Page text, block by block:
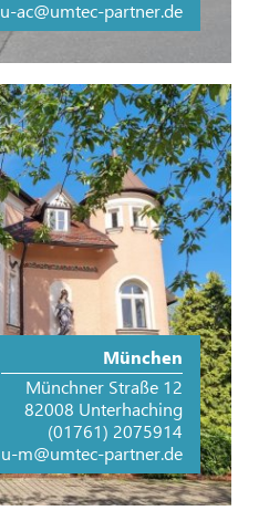
u-ac@umtec-partner.de
München
Münchner Straße 12
82008 Unterhaching
(01761) 2075914
u-m@umtec-partner.de